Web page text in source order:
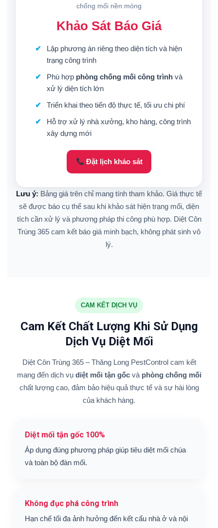
chống mối nền móng
Khảo Sát Báo Giá
Lập phương án riêng theo diện tích và hiện
trạng công trình
Phù hợp phòng chống mối công trìnhvà
xử lý diện tích lớn
Triển khai theo tiến độ thực tế, tối ưu chi phí
Hỗ trợ xử lý nhà xưởng, kho hàng, công trình
xây dựng mới
Đặt lịch khảo sát
Lưu ý: Bảng giá trên chỉ mang tính tham khảo. Giá thực tế
sẽ được báo cụ thể sau khi khảo sát hiện trạng mối, diện
tích cần xử lý và phương pháp thi công phù hợp. Diệt Côn
Trùng 365 cam kết báo giá minh bạch, không phát sinh vô
lý.
CAM KẾT DỊCH VỤ
Cam Kết Chất Lượng Khi Sử Dụng
Dịch Vụ Diệt Mối
Diệt Côn Trùng 365 – Thăng Long PestControl cam kết
mang đến dịch vụ diệt mối tận gốcvà phòng chống mối
chất lượng cao, đảm bảo hiệu quả thực tế và sự hài lòng
của khách hàng.
Diệt mối tận gốc 100%
Áp dụng đúng phương pháp giúp tiêu diệt mối chúa
và toàn bộ đàn mối.
Không đục phá công trình
Hạn chế tối đa ảnh hưởng đến kết cấu nhà ở và nội